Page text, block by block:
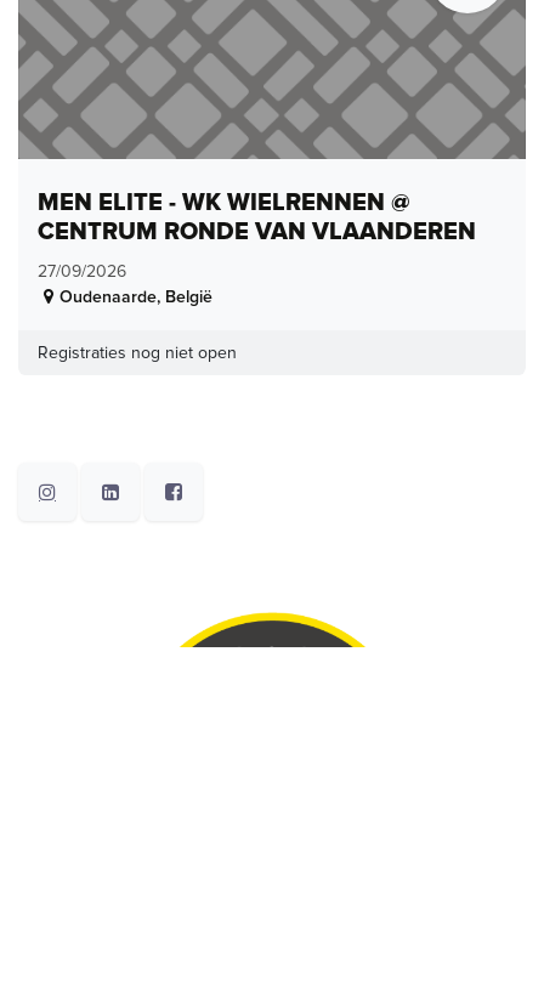
MEN ELITE - WK WIELRENNEN @
CENTRUM RONDE VAN VLAANDEREN
27/09/2026
Oudenaarde, België
Registraties nog niet open